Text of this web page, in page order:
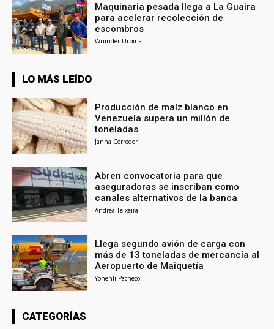
Maquinaria pesada llega a La Guaira
para acelerar recolección de
escombros
Wuinder Urbina
LO MÁS LEÍDO
Producción de maíz blanco en
Venezuela supera un millón de
toneladas
Janna Corredor
Abren convocatoria para que
aseguradoras se inscriban como
canales alternativos de la banca
Andrea Teixeira
Llega segundo avión de carga con
más de 13 toneladas de mercancía al
Aeropuerto de Maiquetía
Yohenli Pacheco
CATEGORÍAS